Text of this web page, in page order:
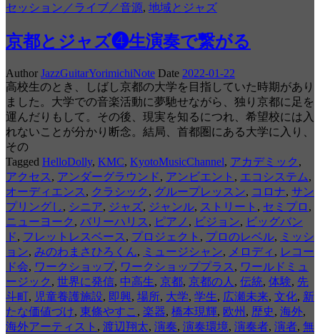
セッション／ライブ／音源, 地域とジャズ
京都とジャズ❹生演奏で繋がる
Author JazzGuitarYorimichiNote Date 2022-01-22
高校生のとき、しばし京都の大学を目指していた時期があり
ました。大学での音楽活動に夢馳せながら、独り京都に足を
運んだりもして。その後、現実を知るにつれ、希望校には入
れないことが分かり断念。結局、首都圏にある大学に入り、
その
Tagged HelloDolly, KMC, KyotoMusicChannel, アカデミック ,
アクセス , アンダーグラウンド, アンビエント , エコシステム,
オーディエンス , クラシック , グループレッスン, コロナ, サン
プリングし, シニア, ジャズ, ジャンル, ストリート , セミプロ ,
ニューヨーク , バリーハリス , ピアノ , ビジョン, ビッグバン
ド, フレットレスベース , プロジェクト , プロのレベル, ミッシ
ョン, みのわまさひろくん, ミュージシャン, メロディ , レコー
ド会, ワークショップ, ワークショッププラス , ワールドミュ
ージック , 世界に発信, 中高生, 京都, 京都の人 , 伝統, 体験, 先
斗町, 児童養護施設, 即興, 場所, 大学, 学生, 広瀬未来, 文化, 新
たな価値づけ, 東條やすこ , 楽器, 橋本現輝, 欧州 , 歴史, 海外,
海外アーティスト , 渡辺翔太, 演奏, 演奏環境, 演奏者, 演者, 無